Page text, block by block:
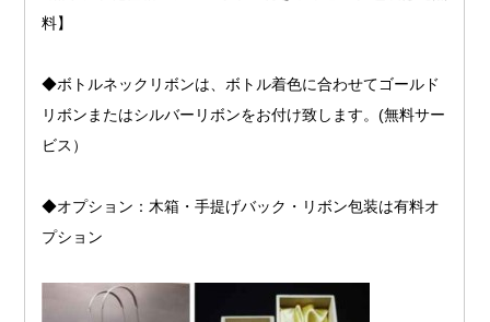
料】
◆ボトルネックリボンは、ボトル着色に合わせてゴールド
リボンまたはシルバーリボンをお付け致します。(無料サー
ビス）
◆オプション：木箱・手提げバック・リボン包装は有料オ
プション